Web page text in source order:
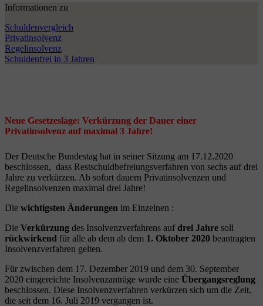
Informationen zu
Schuldenvergleich
Privatinsolvenz
Regelinsolvenz
Schuldenfrei in 3 Jahren
Neue Gesetzeslage: Verkürzung der Dauer einer
Privatinsolvenz auf maximal 3 Jahre!
Der Deutsche Bundestag hat in seiner Sitzung am 17.12.2020
beschlossen, dass Restschuldbefreiungsverfahren von sechs auf drei
Jahre zu verkürzen. Ab sofort dauern Privatinsolvenzen und
Regelinsolvenzen maximal drei Jahre!
Die wichtigsten Änderungen im Einzelnen :
Die Verkürzung des Insolvenzverfahrens aufdrei Jahre soll
rückwirkend für alle ab dem ab dem 1. Oktober 2020 beantragten
Insolvenzverfahren gelten.
Für zwischen dem 17. Dezember 2019 und dem 30. September
2020 eingereichte Insolvenzanträge wurde eine Übergangsreglung
beschlossen. Diese Insolvenzverfahren verkürzen sich um die Zeit,
die seit dem 16. Juli 2019 vergangen ist.